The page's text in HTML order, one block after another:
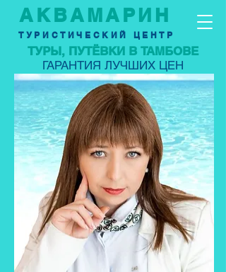
АКВАМАРИН
ТУРИСТИЧЕСКИЙ ЦЕНТР
ТУРЫ, ПУТЁВКИ В ТАМБОВЕ
ГАРАНТИЯ ЛУЧШИХ ЦЕН